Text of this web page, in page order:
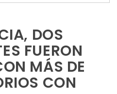
DOS
FUERON
MÁS DE
CON